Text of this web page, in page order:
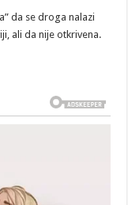
da se droga nalazi
ali da nije otkrivena.